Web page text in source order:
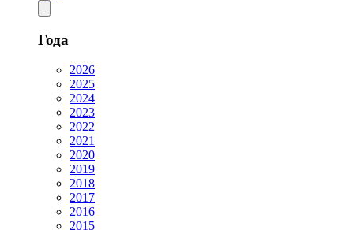
Года
2026
2025
2024
2023
2022
2021
2020
2019
2018
2017
2016
2015